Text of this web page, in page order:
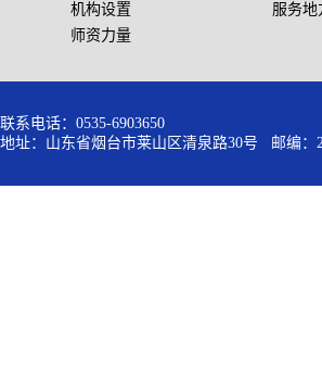
机构设置
师资力量
服务地
联系电话：0535-6903650
地址：山东省烟台市莱山区清泉路30号 邮编：